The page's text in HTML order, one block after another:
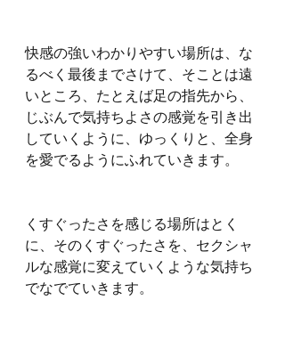
快感の強いわかりやすい場所は、な
るべく最後までさけて、そことは遠
いところ、たとえば足の指先から、
じぶんで気持ちよさの感覚を引き出
していくように、ゆっくりと、全身
を愛でるようにふれていきます。
くすぐったさを感じる場所はとく
に、そのくすぐったさを、セクシャ
ルな感覚に変えていくような気持ち
でなでていきます。